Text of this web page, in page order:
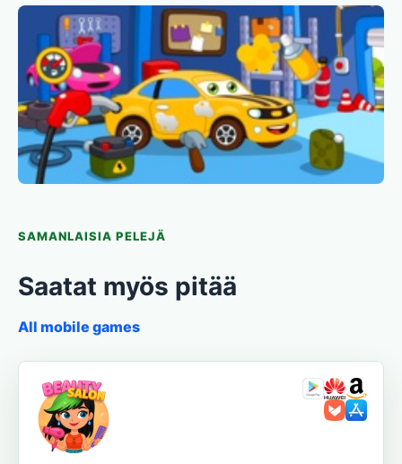
SAMANLAISIA PELEJÄ
Saatat myös pitää
All mobile games